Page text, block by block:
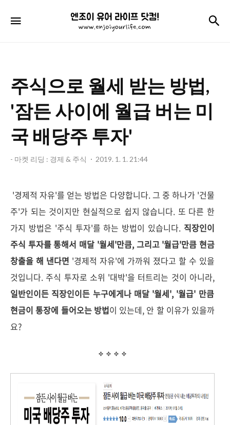
엔
조
어
라
이
프
닷
주식으로 월세 받는 방법,
'잠든 사이에 월급 버는 미
국 배당주 투자'
- 마켓 리딩 : 경제 & 주식 2019. 1. 1. 21:44
'경제적 자유'를 얻는 방법은 다양합니다. 그 중 하나가 '건물
주'가 되는 것이지만 현실적으로 쉽지 않습니다. 또 다른 한
가지 방법은 '주식 투자'를 하는 방법이 있습니다. 직장인이
주식 투자를 통해서 매달 '월세'만큼, 그리고 '월급'만큼 현금
창출을 해 낸다면 '경제적 자유'에 가까워 졌다고 할 수 있을
것입니다.주식 투자로 소위 '대박'을 터트리는 것이 아니라,
일반인이든 직장인이든 누구에게나 매달 '월세', '월급' 만큼
현금이 통장에 들어오는 방법이 있는데, 안 할 이유가 있을까
요?